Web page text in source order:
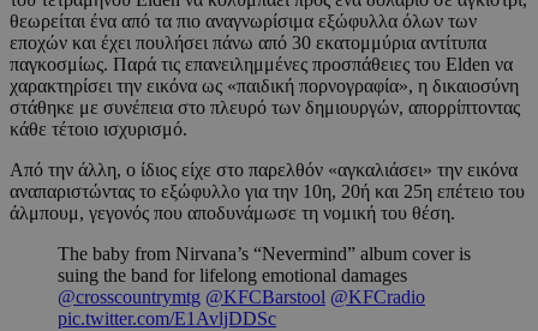
θεωρείται ένα από τα πιο αναγνωρίσιμα εξώφυλλα όλων των
εποχών και έχει πουλήσει πάνω από 30 εκατομμύρια αντίτυπα
παγκοσμίως. Παρά τις επανειλημμένες προσπάθειες του Elden να
χαρακτηρίσει την εικόνα ως «παιδική πορνογραφία», η δικαιοσύνη
στάθηκε με συνέπεια στο πλευρό των δημιουργών, απορρίπτοντας
κάθε τέτοιο ισχυρισμό.
Από την άλλη, ο ίδιος είχε στο παρελθόν «αγκαλιάσει» την εικόνα
αναπαριστώντας το εξώφυλλο για την 10η, 20ή και 25η επέτειο του
άλμπουμ, γεγονός που αποδυνάμωσε τη νομική του θέση.
The baby from Nirvana’s “Nevermind” album cover is
suing the band for lifelong emotional damages
@crosscountrymtg @KFCBarstool @KFCradio
pic.twitter.com/E1AvljDDSc